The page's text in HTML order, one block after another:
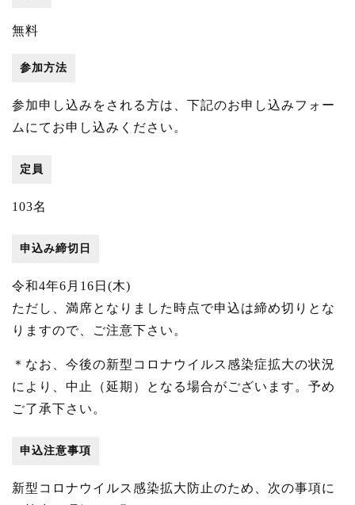
無料
参加方法
参加申し込みをされる方は、下記のお申し込みフォー
ムにてお申し込みください。
定員
103名
申込み締切日
令和4年6月16日(木)
ただし、満席となりました時点で申込は締め切りとな
りますので、ご注意下さい。
＊なお、今後の新型コロナウイルス感染症拡大の状況
により、中止（延期）となる場合がございます。予め
ご了承下さい。
申込注意事項
新型コロナウイルス感染拡大防止のため、次の事項に